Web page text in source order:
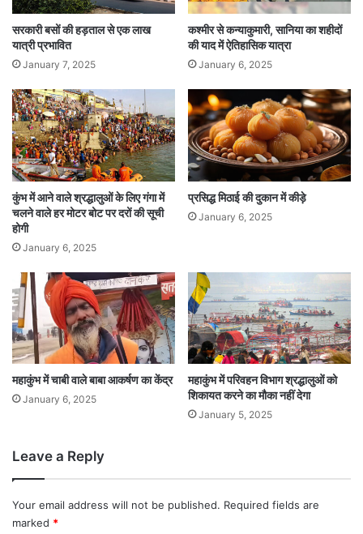
सरकारी बसों की हड़ताल से एक लाख
यात्री प्रभावित
January 7, 2025
कश्मीर से कन्याकुमारी, सानिया का शहीदों
की याद में ऐतिहासिक यात्रा
January 6, 2025
कुंभ में आने वाले श्रद्धालुओं के लिए गंगा में
चलने वाले हर मोटर बोट पर दरों की सूची
होगी
January 6, 2025
प्रसिद्ध मिठाई की दुकान में कीड़े
January 6, 2025
महाकुंभ में चाबी वाले बाबा आकर्षण का केंद्र
January 6, 2025
महाकुंभ में परिवहन विभाग श्रद्धालुओं को
शिकायत करने का मौका नहीं देगा
January 5, 2025
Leave a Reply
Your email address will not be published. Required fields are
marked *